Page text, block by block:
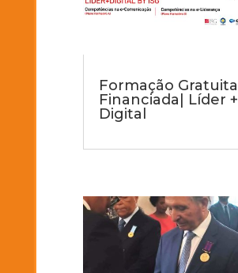
Formação Gratuita
Financiada| Líder +
Digital